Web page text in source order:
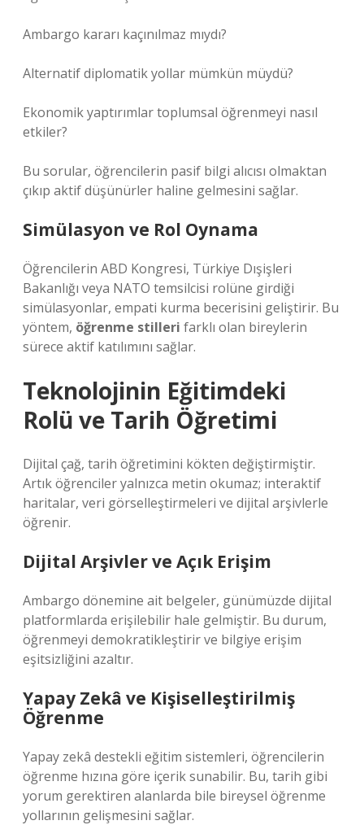
Ambargo kararı kaçınılmaz mıydı?
Alternatif diplomatik yollar mümkün müydü?
Ekonomik yaptırımlar toplumsal öğrenmeyi nasıl
etkiler?
Bu sorular, öğrencilerin pasif bilgi alıcısı olmaktan
çıkıp aktif düşünürler haline gelmesini sağlar.
Simülasyon ve Rol Oynama
Öğrencilerin ABD Kongresi, Türkiye Dışişleri
Bakanlığı veya NATO temsilcisi rolüne girdiği
simülasyonlar, empati kurma becerisini geliştirir. Bu
yöntem, öğrenme stilleri farklı olan bireylerin
sürece aktif katılımını sağlar.
Teknolojinin Eğitimdeki
Rolü ve Tarih Öğretimi
Dijital çağ, tarih öğretimini kökten değiştirmiştir.
Artık öğrenciler yalnızca metin okumaz; interaktif
haritalar, veri görselleştirmeleri ve dijital arşivlerle
öğrenir.
Dijital Arşivler ve Açık Erişim
Ambargo dönemine ait belgeler, günümüzde dijital
platformlarda erişilebilir hale gelmiştir. Bu durum,
öğrenmeyi demokratikleştirir ve bilgiye erişim
eşitsizliğini azaltır.
Yapay Zekâ ve Kişiselleştirilmiş
Öğrenme
Yapay zekâ destekli eğitim sistemleri, öğrencilerin
öğrenme hızına göre içerik sunabilir. Bu, tarih gibi
yorum gerektiren alanlarda bile bireysel öğrenme
yollarının gelişmesini sağlar.